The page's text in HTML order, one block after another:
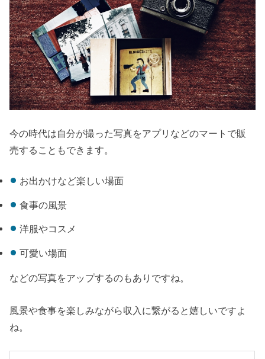
今の時代は自分が撮った写真をアプリなどのマートで販
売することもできます。
お出かけなど楽しい場面
食事の風景
洋服やコスメ
可愛い場面
などの写真をアップするのもありですね。
風景や食事を楽しみながら収入に繋がると嬉しいですよ
ね。